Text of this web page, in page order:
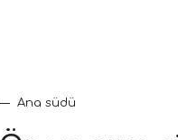
Ana südü